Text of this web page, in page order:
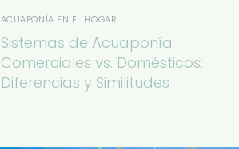
ACUAPONÍA EN EL HOGAR
Sistemas de Acuaponía
Comerciales vs. Domésticos:
Diferencias y Similitudes